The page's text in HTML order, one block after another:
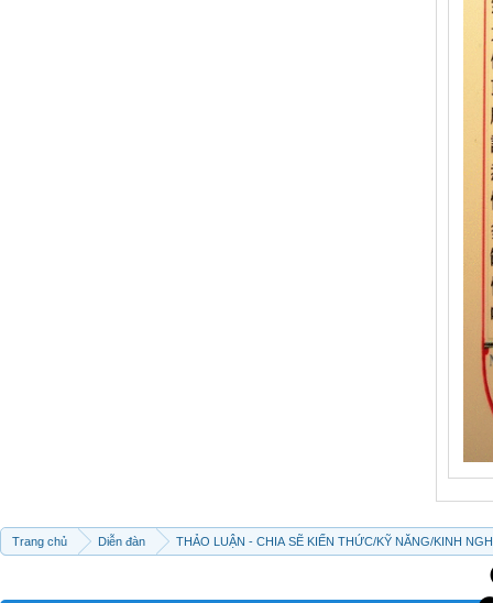
Trang chủ Diễn đàn THẢO LUẬN - CHIA SẼ KIẾN THỨC/KỸ NĂNG/KINH